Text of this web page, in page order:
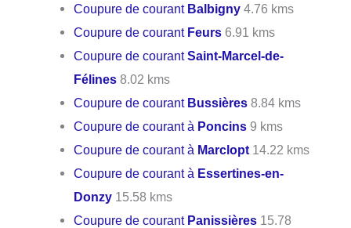
Coupure de courant Balbigny 4.76 kms
Coupure de courant Feurs 6.91 kms
Coupure de courantSaint-Marcel-de-
Félines 8.02 kms
Coupure de courant Bussières 8.84 kms
Coupure de courant à Poncins 9 kms
Coupure de courant à Marclopt 14.22 kms
Coupure de courant à Essertines-en-
Donzy 15.58 kms
Coupure de courant Panissières 15.78